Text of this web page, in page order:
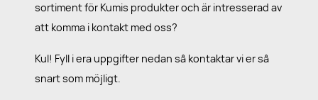
sortiment för Kumis produkter och är intresserad av
att komma i kontakt med oss?
Kul! Fyll i era uppgifter nedan så kontaktar vi er så
snart som möjligt.